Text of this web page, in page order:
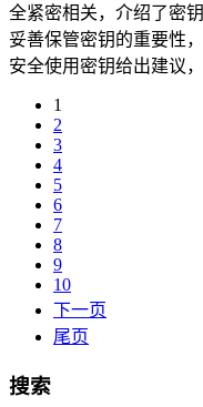
全紧密相关，介绍了密
妥善保管密钥的重要性
安全使用密钥给出建议
1
2
3
4
5
6
7
8
9
10
下一页
尾页
搜索